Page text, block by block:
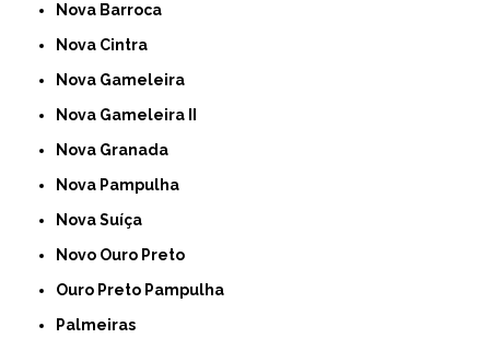
Nova Barroca
Nova Cintra
Nova Gameleira
Nova Gameleira II
Nova Granada
Nova Pampulha
Nova Suíça
Novo Ouro Preto
Ouro Preto Pampulha
Palmeiras